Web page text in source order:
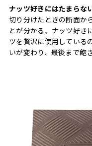
ナッツ好きにはたまらな
切り分けたときの断面か
とが分かる、ナッツ好き
ツを贅沢に使用している
いが変わり、最後まで飽